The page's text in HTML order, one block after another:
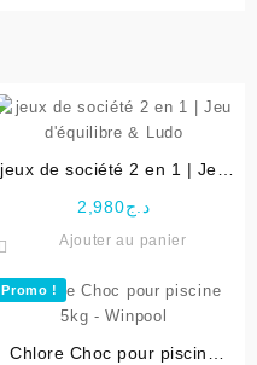
jeux de société 2 en 1 | Jeu
د.ج2,980
Ajouter au panier
Promo !
Chlore Choc pour piscine